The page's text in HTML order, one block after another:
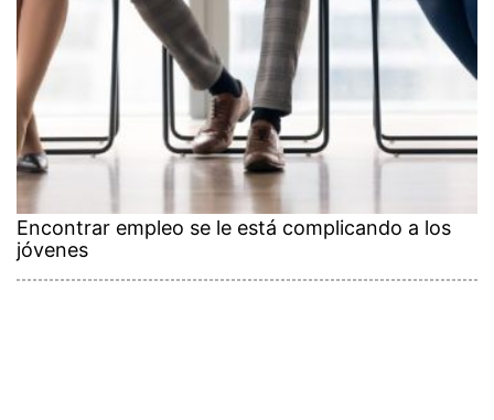
Encontrar empleo se le está complicando a los
jóvenes